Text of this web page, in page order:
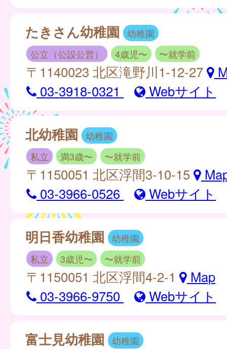
たきさん幼稚園
幼稚園
公立（公設公営）
4歳児〜 〜就学前
〒1140023 北区滝野川1-12-27
03-3918-0321
Webサイト
北幼稚園
幼稚園
私立
満3歳〜 〜就学前
〒1150051 北区浮間3-10-15
03-3966-0526
Webサイト
明日香幼稚園
幼稚園
私立
3歳児〜 〜就学前
〒1150051 北区浮間4-2-1
Map
03-3966-9750
Webサイト
富士見幼稚園
幼稚園